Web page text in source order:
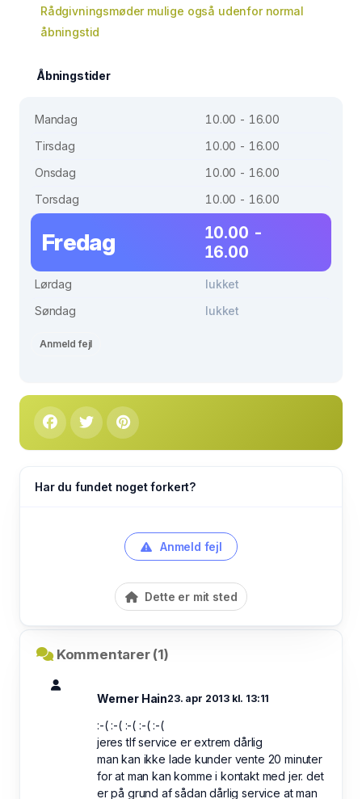
Rådgivningsmøder mulige også udenfor normal
åbningstid
Åbningstider
Mandag
10.00 - 16.00
Tirsdag
10.00 - 16.00
Onsdag
10.00 - 16.00
Torsdag
10.00 - 16.00
Fredag
10.00 -
16.00
Lørdag
lukket
Søndag
lukket
Anmeld fejl
Har du fundet noget forkert?
Anmeld fejl
Dette er mit sted
Kommentarer (1)
Werner Hain23. apr 2013 kl. 13:11
:-( :-( :-( :-( :-(
jeres tlf service er extrem dårlig
man kan ikke lade kunder vente 20 minuter
for at man kan komme i kontakt med jer. det
er på grund af sådan dårlig service at man